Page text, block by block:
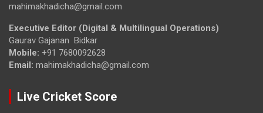
mahimakhadicha@gmail.com
Executive Editor (Digital & Multilingual Operations)
Gaurav Gajanan Bidkar
Mobile: +91 7680092628
Email: mahimakhadicha@gmail.com
Live Cricket Score